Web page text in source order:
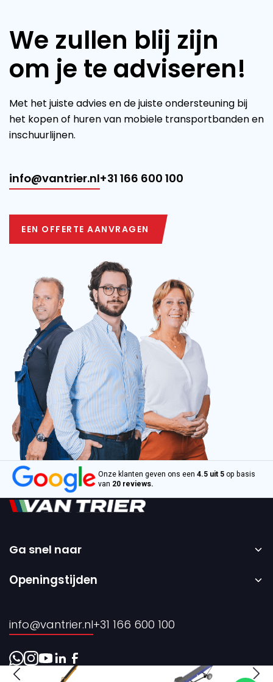
We zullen blij zijn
om je te adviseren!
Met het juiste advies en de juiste ondersteuning bij
het kopen of huren van mobiele transportbanden en
inschuurlijnen.
info@vantrier.nl+31 166 600 100
EEN OFFERTE AANVRAGEN
Onze klanten geven ons een 4.5 uit 5 op basis
van 20 reviews.
Ga snel naar
Home
Verhuur
Over ons
Contact
Openingstijden
info@vantrier.nl+31 166 600 100